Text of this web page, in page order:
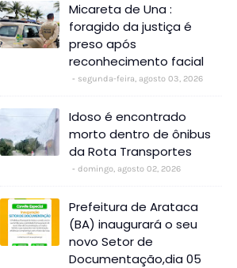
Micareta de Una :
foragido da justiça é
preso após
reconhecimento facial
segunda-feira, agosto 03, 2026
Idoso é encontrado
morto dentro de ônibus
da Rota Transportes
domingo, agosto 02, 2026
Prefeitura de Arataca
(BA) inaugurará o seu
novo Setor de
Documentação,dia 05